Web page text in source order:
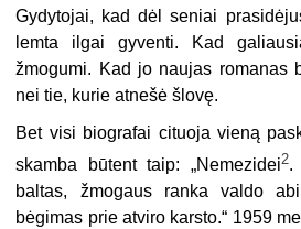
Gydytojai, kad dėl seniai
lemta ilgai gyventi. Kad
žmogumi. Kad jo naujas romanas
nei tie, kurie atnešė šlovę.
Bet visi biografai cituoja vieną
skamba būtent taip: „Nemezidei2.
baltas, žmogaus ranka valdo
bėgimas prie atviro karsto.“ 1959